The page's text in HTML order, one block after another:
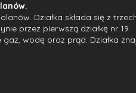
Działka składa się z
przez pierwszą działkę nr 19.
wodę oraz prąd. Działka